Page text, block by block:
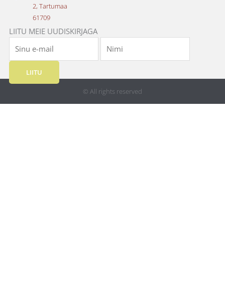
2, Tartumaa
61709
LIITU MEIE UUDISKIRJAGA
LIITU
© All rights reserved